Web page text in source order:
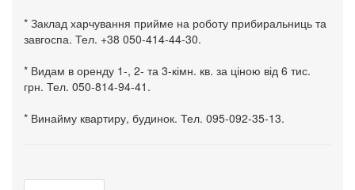
* Заклад харчування прийме на роботу прибиральниць та
завгоспа. Тел. +38 050-414-44-30.
* Видам в оренду 1-, 2- та 3-кімн. кв. за ціною від 6 тис.
грн. Тел. 050-814-94-41.
* Винайму квартиру, будинок. Тел. 095-092-35-13.